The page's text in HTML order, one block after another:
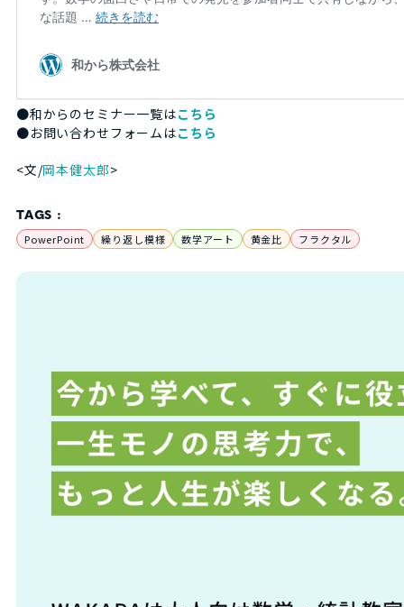
●和からのセミナー一覧はこちら
●お問い合わせフォームはこちら
<文/岡本健太郎>
TAGS :
PowerPoint 繰り返し模様 数学アート 黄金比 フラクタル